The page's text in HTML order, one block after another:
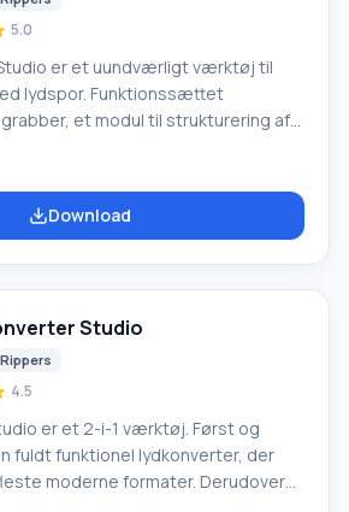
5.0
er et uundværligt værktøj til
lydspor. Funktionssættet
et modul til strukturering af
til lydoptagelse, gendannelse af
og en editor. Selv en
og effektivt digitalisere, arkivere
Download
Studio
4.5
er et 2-i-1 værktøj. Først og
fuldt funktionel lydkonverter, der
moderne formater. Derudover